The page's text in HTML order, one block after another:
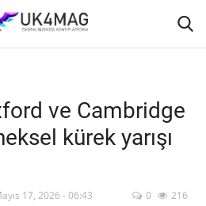
ve Cambridge
kürek yarışı
17, 2026 - 06:43 0 216